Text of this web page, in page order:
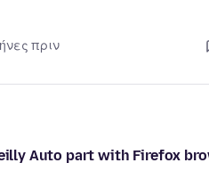
πριν
Auto part with Firefox